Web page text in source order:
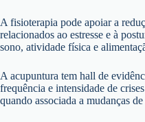
A fisioterapia pode apoiar a
relacionados ao estresse e à
sono, atividade física e
A acupuntura tem hall de
frequência e intensidade de
quando associada a mudanças